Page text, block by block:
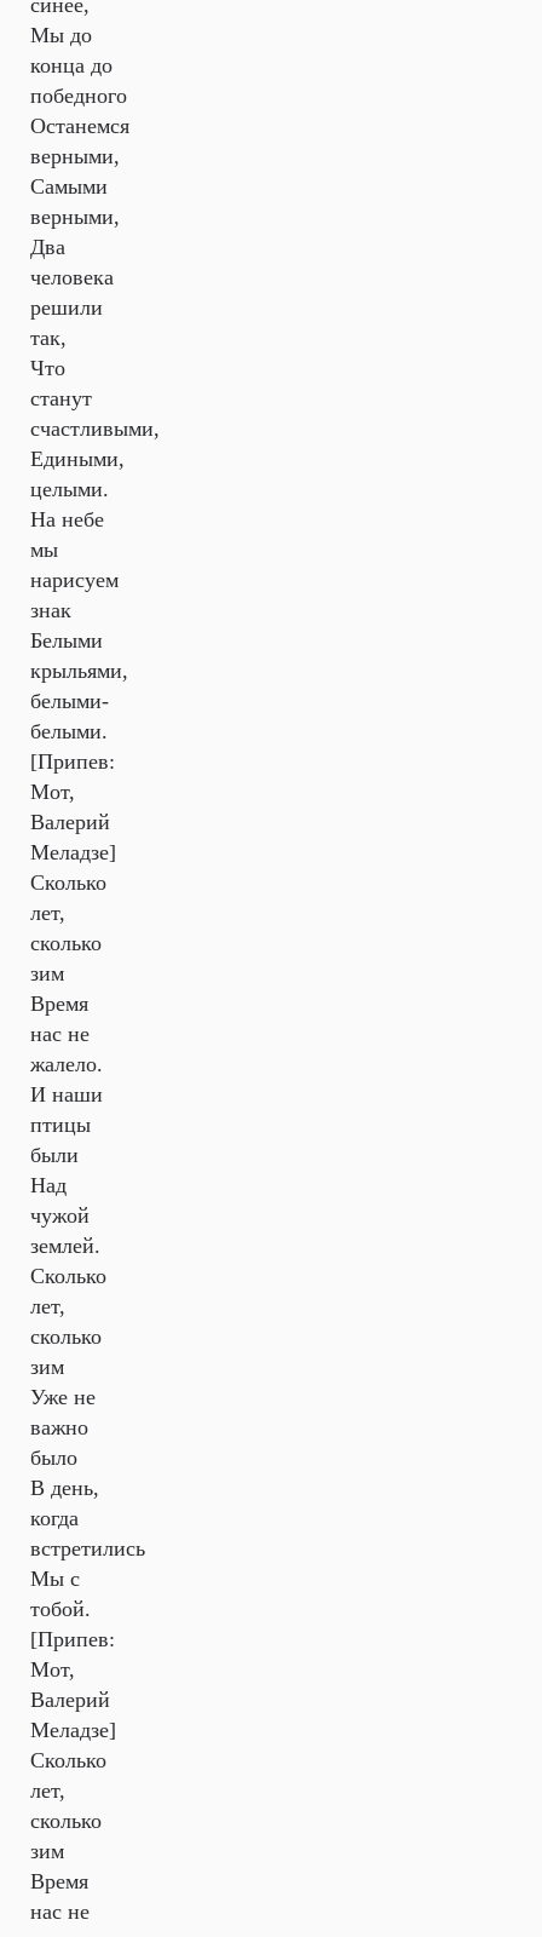
синее,
Мы до
конца до
победного
Останемся
верными,
Самыми
верными,
Два
человека
решили
так,
Что
станут
счастливыми,
Едиными,
целыми.
На небе
мы
нарисуем
знак
Белыми
крыльями,
белыми-
белыми.
[Припев:
Мот,
Валерий
Меладзе]
Сколько
лет,
сколько
зим
Время
нас не
жалело.
И наши
птицы
были
Над
чужой
землей.
Сколько
лет,
сколько
зим
Уже не
важно
было
В день,
когда
встретились
Мы с
тобой.
[Припев:
Мот,
Валерий
Меладзе]
Сколько
лет,
сколько
зим
Время
нас не